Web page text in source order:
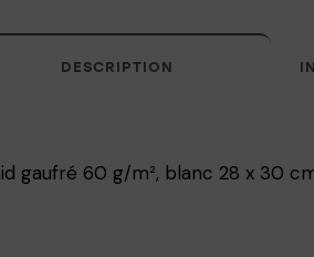
DESCRIPTION
gaufré 60 g/m², blanc 28 x 30